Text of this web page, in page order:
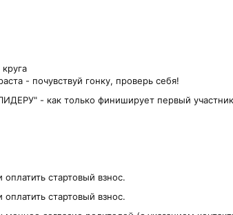
- почувствуй гонку, проверь себя!
- как только финиширует первый
стартовый взнос.
стартовый взнос.